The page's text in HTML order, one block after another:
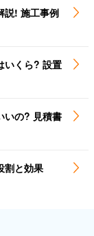
説! 施工事例
いくら? 設置
いの? 見積書
割と効果